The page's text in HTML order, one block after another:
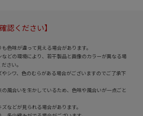
認ください】
色味が違って見える場合があります。
などの環境により、若干製品と画像のカラーが異なる場
さい。
シワ、色のむらがある場合がございますのでご了承下
風合いを生かしているため、色味や風合いが一点ごと
などが見られる場合があります。